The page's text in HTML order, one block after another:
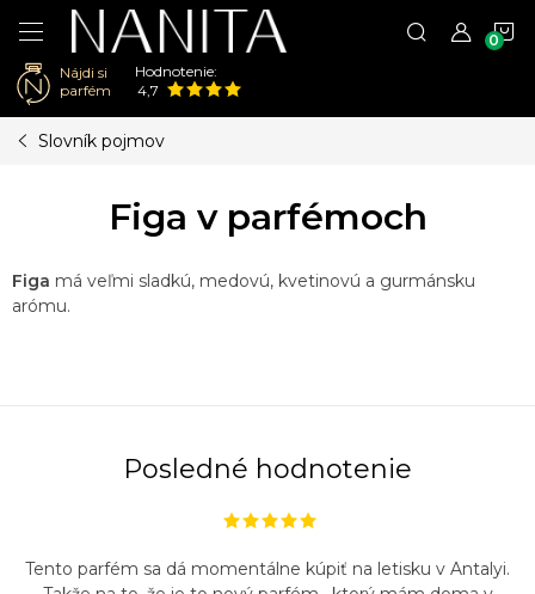
Nájdi si
parfém
Hodnotenie:
4,7
Slovník pojmov
Figa v parfémoch
Figa má veľmi sladkú, medovú, kvetinovú a gurmánsku
arómu.
Posledné hodnotenie
Tento parfém sa dá momentálne kúpiť na letisku v Antalyi.